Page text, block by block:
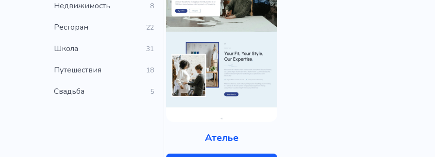
Недвижимость 8
Ресторан 22
Школа 31
Путешествия 18
Свадьба 5
Ателье